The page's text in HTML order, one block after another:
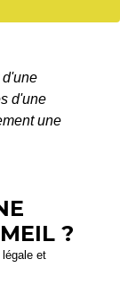
d'une
une
?
et